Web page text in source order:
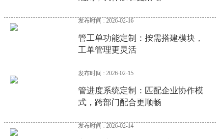
发布时间 : 2026-02-16
管工单功能定制：按需搭建模块，
工单管理更灵活
发布时间 : 2026-02-15
管进度系统定制：匹配企业协作模
式，跨部门配合更顺畅
发布时间 : 2026-02-14